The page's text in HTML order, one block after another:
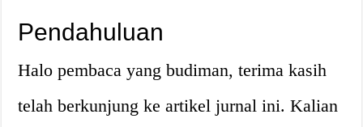
Pendahuluan
Halo pembaca yang budiman, terima kasih
telah berkunjung ke artikel jurnal ini. Kalian